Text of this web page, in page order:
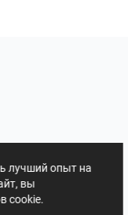
лучший опыт на
вы
cookie.